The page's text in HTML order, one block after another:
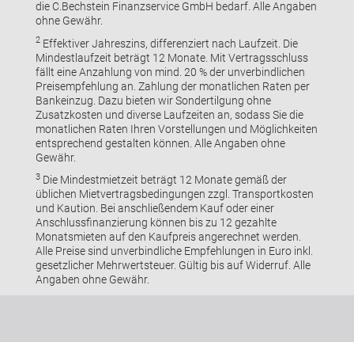
die C.Bechstein Finanzservice GmbH bedarf. Alle Angaben
ohne Gewähr.
2Effektiver Jahreszins, differenziert nach Laufzeit. Die
Mindestlaufzeit beträgt 12 Monate. Mit Vertragsschluss
fällt eine Anzahlung von mind. 20 % der unverbindlichen
Preisempfehlung an. Zahlung der monatlichen Raten per
Bankeinzug. Dazu bieten wir Sondertilgung ohne
Zusatzkosten und diverse Laufzeiten an, sodass Sie die
monatlichen Raten Ihren Vorstellungen und Möglichkeiten
entsprechend gestalten können. Alle Angaben ohne
Gewähr.
3Die Mindestmietzeit beträgt 12 Monate gemäß der
üblichen Mietvertragsbedingungen zzgl. Transportkosten
und Kaution. Bei anschließendem Kauf oder einer
Anschlussfinanzierung können bis zu 12 gezahlte
Monatsmieten auf den Kaufpreis angerechnet werden.
Alle Preise sind unverbindliche Empfehlungen in Euro inkl.
gesetzlicher Mehrwertsteuer. Gültig bis auf Widerruf. Alle
Angaben ohne Gewähr.